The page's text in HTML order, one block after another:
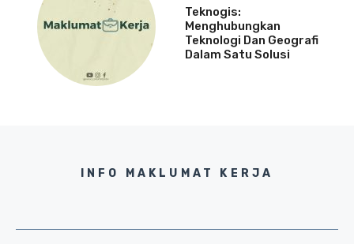
Teknogis:
Menghubungkan
Teknologi Dan Geografi
Dalam Satu Solusi
INFO MAKLUMAT KERJA